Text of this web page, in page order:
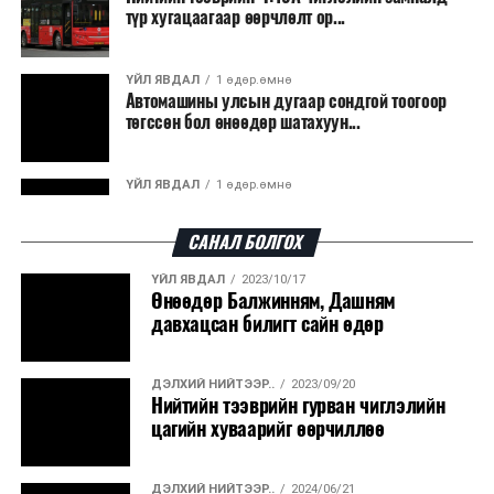
байна. Тухайлбал, Германд лаг шатаах үйлдвэрээс
гарсан үнснээс фосфор сэргээн авах технологи
ашигладаг бол Нидерландад төвлөрсөн лаг
боловсруулах үйлдвэрүүдээр дулаан, цахилгаан
эрчим хүч үйлдвэрлэдэг.
Ийнхүү лаг хатаах, шатаах технологийг лагийн
үйлдвэрлэх, нөөцийг дахин ашиглах чиглэлээр олон
улсад өргөн ашиглаж байна.
түр хугацаагаар өөрчлөлт ор...
ҮЙЛ ЯВДАЛ 1 өдөр.өмнө
Автомашины улсын дугаар сондгой тоогоор
төгссөн бол өнөөдөр шатахуун...
ҮЙЛ ЯВДАЛ 1 өдөр.өмнө
ДЭЛХИЙ НИЙТЭЭР..
“Уралдронзавод” компанийн ерөнхий
захирлын автомашиныг дэлбэлжээ...
ҮЙЛ ЯВДАЛ
Сүхбаатар боомтоор тав хоногт 10 мянга гаруй
тонн АИ-92 автобензин и...
САНАЛ БОЛГОХ
ҮЙЛ ЯВДАЛ 2023/10/17
Өнөөдөр Балжинням, Дашням
давхацсан билигт сайн өдөр
ДЭЛХИЙ НИЙТЭЭР.. 2023/09/20
Нийтийн тээврийн гурван чиглэлийн
цагийн хуваарийг өөрчиллөө
ДЭЛХИЙ НИЙТЭЭР.. 2024/06/21